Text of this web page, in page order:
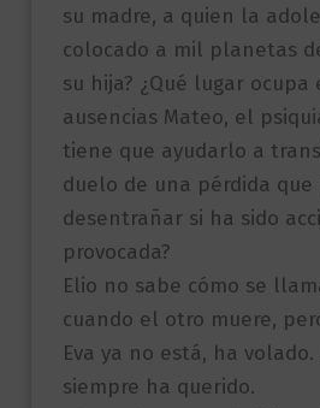
su madre, a quien la
colocado a mil planetas
su hija? ¿Qué lugar ocupa
ausencias Mateo, el
tiene que ayudarlo a
duelo de una pérdida
desentrañar si ha sido
provocada?
Elio no sabe cómo se
cuando el otro muere,
Eva ya no está, ha
siempre ha querido.